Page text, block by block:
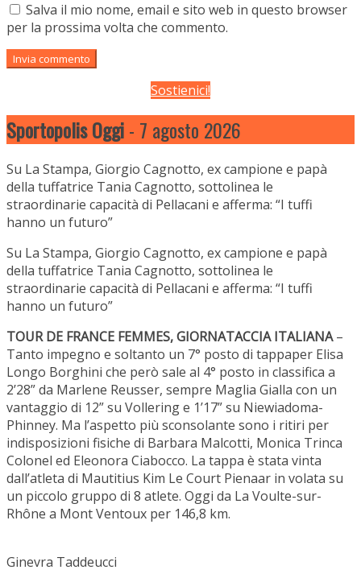
Salva il mio nome, email e sito web in questo browser
per la prossima volta che commento.
Sostienici!
Sportopolis Oggi- 7 agosto 2026
Su La Stampa, Giorgio Cagnotto, ex campione e papà
della tuffatrice Tania Cagnotto, sottolinea le
straordinarie capacità di Pellacani e afferma: “I tuffi
hanno un futuro”
Su La Stampa, Giorgio Cagnotto, ex campione e papà
della tuffatrice Tania Cagnotto, sottolinea le
straordinarie capacità di Pellacani e afferma: “I tuffi
hanno un futuro”
TOUR DE FRANCE FEMMES, GIORNATACCIA ITALIANA–
Tanto impegno e soltanto un 7° posto di tappaper Elisa
Longo Borghini che però sale al 4° posto in classifica a
2’28” da Marlene Reusser, sempre Maglia Gialla con un
vantaggio di 12” su Vollering e 1’17” su Niewiadoma-
Phinney. Ma l’aspetto più sconsolante sono i ritiri per
indisposizioni fisiche di Barbara Malcotti, Monica Trinca
Colonel ed Eleonora Ciabocco. La tappa è stata vinta
dall’atleta di Mautitius Kim Le Court Pienaar in volata su
un piccolo gruppo di 8 atlete. Oggi da La Voulte-sur-
Rhône a Mont Ventoux per 146,8 km.
Ginevra Taddeucci